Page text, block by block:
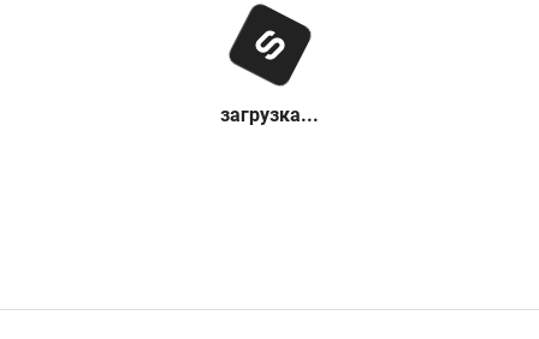
загрузка...